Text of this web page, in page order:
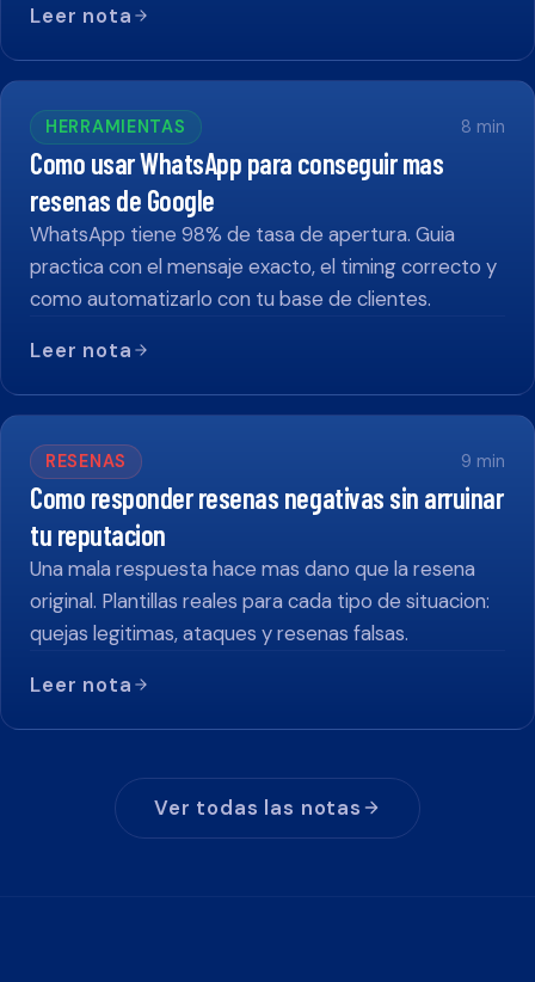
Leer nota
HERRAMIENTAS 8 min
Como usar WhatsApp para conseguir mas
resenas de Google
WhatsApp tiene 98% de tasa de apertura. Guia
practica con el mensaje exacto, el timing correcto y
como automatizarlo con tu base de clientes.
Leer nota
RESENAS 9 min
Como responder resenas negativas sin arruinar
tu reputacion
Una mala respuesta hace mas dano que la resena
original. Plantillas reales para cada tipo de situacion:
quejas legitimas, ataques y resenas falsas.
Leer nota
Ver todas las notas